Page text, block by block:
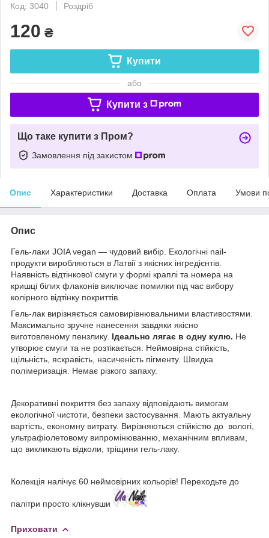
Код: 3040
Роздріб
120 ₴
Купити
або
Купити з
Що таке купити з Пром?
Замовлення під захистом
Опис Характеристики Доставка Оплата Умови
Опис
Гель-лаки JOIA vegan — чудовий вибір. Екологічні nail-
продукти виробляються в Латвії з якісних інгредієнтів.
Наявність відтінкової смуги у формі краплі та номера на
кришці білих флаконів виключає помилки під час вибору
колірного відтінку покриттів.
Гель-лак вирізняється самовирівнювальними властивостями.
Максимально зручне нанесення завдяки якісно
виготовленому пензлику. Ідеально лягає в одну кулю. Не
утворює смуги та не розтікається. Неймовірна стійкість,
щільність, яскравість, насиченість пігменту. Швидка
полімеризація. Немає різкого запаху.
Декоративні покриття без запаху відповідають вимогам
екологічної чистоти, безпеки застосування. Мають актуальну
вартість, економну витрату. Вирізняються стійкістю до вологі,
ультрафіолетовому випромінюванню, механічним впливам,
що викликають відколи, тріщини гель-лаку.
Колекція налічує 60 неймовірних кольорів! Переходьте до
палітри просто клікнувши
Приховати